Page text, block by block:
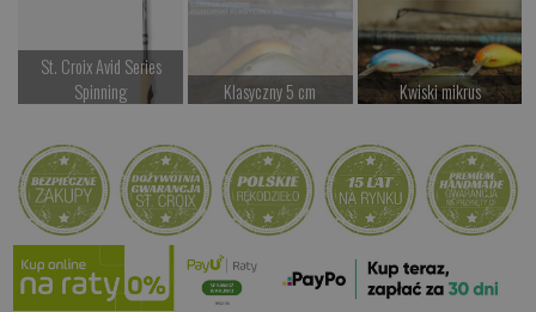
St. Croix Avid Series
Spinning
Kup teraz >
Klasyczny 5 cm
Kup teraz >
Kwiski mikrus
Kup teraz >
Kwiskie Gobio
od 44.00 PLN
Kup teraz >